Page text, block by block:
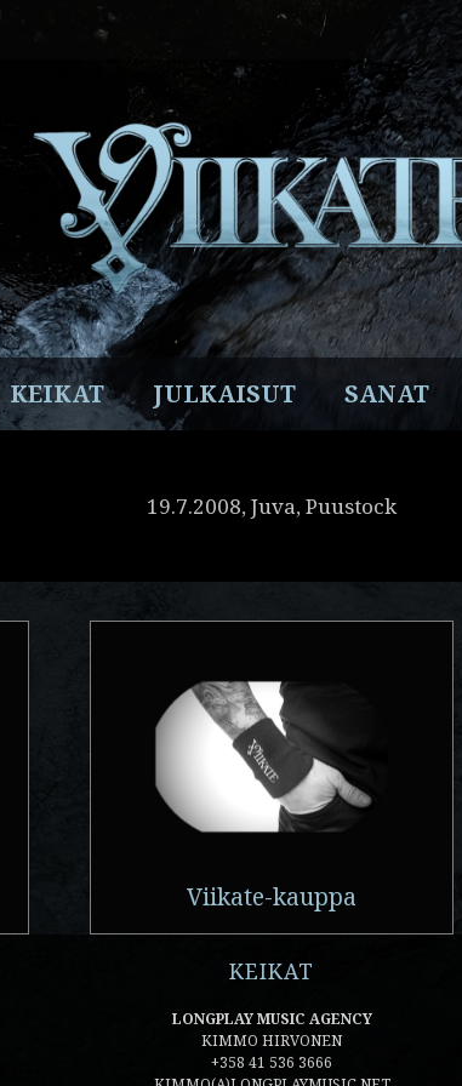
Facebook
Instagram
TwitterYouTube
Spotify
KEIKAT JULKAISUT SANAT
19.7.2008, Juva, Puustock
Viikate-kauppa
KEIKAT
LONGPLAY MUSIC AGENCY
KIMMO HIRVONEN
+358 41 536 3666